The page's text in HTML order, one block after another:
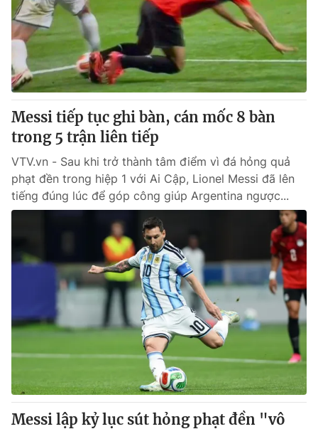
Messi tiếp tục ghi bàn, cán mốc 8 bàn
trong 5 trận liên tiếp
VTV.vn - Sau khi trở thành tâm điểm vì đá hỏng quả
phạt đền trong hiệp 1 với Ai Cập, Lionel Messi đã lên
tiếng đúng lúc để góp công giúp Argentina ngược...
Messi lập kỷ lục sút hỏng phạt đền "vô